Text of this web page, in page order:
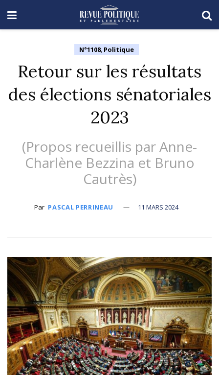
N°1108, Politique
Retour sur les résultats
des élections sénatoriales
2023
(Propos recueillis par Anne-
Charlène Bezzina et Bruno
Cautrès)
Par PASCAL PERRINEAU 11 MARS 2024